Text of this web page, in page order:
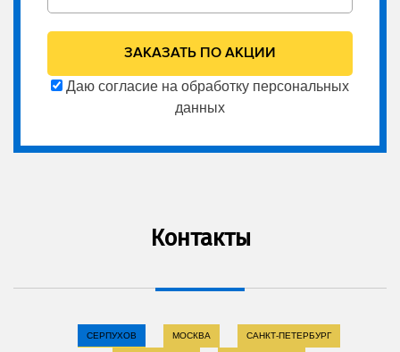
Даю согласие на обработку персональных
данных
Контакты
СЕРПУХОВ МОСКВА САНКТ-ПЕТЕРБУРГ